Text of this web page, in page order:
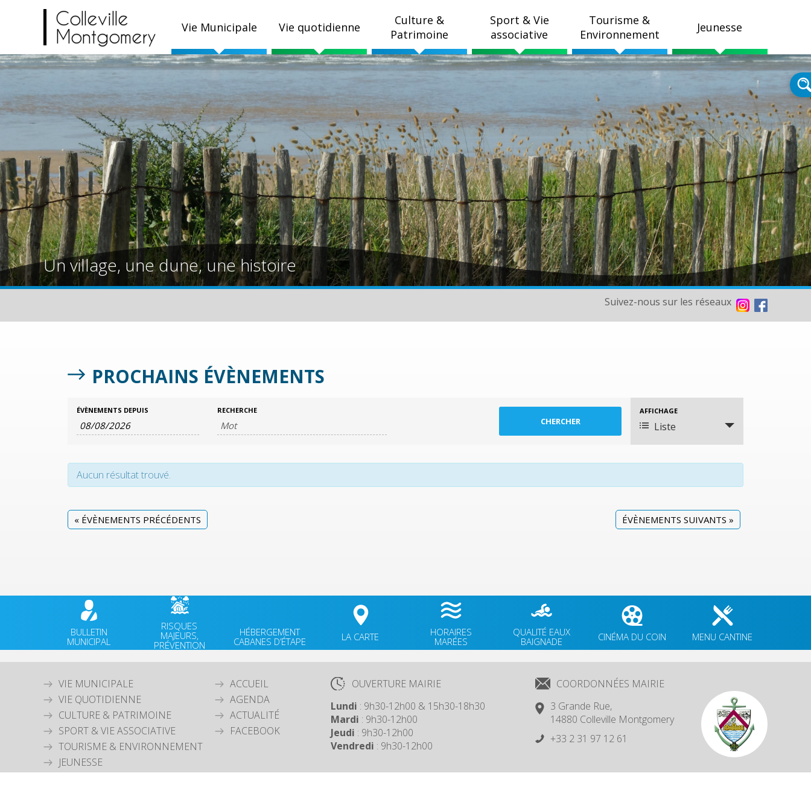
Colleville
Montgomery
Vie Municipale Vie quotidienne
Culture &
Patrimoine
Sport & Vie
associative
Tourisme &
Environnement
Jeunesse
Un village, une dune, une histoire
Suivez-nous sur les réseaux
PROCHAINS ÉVÈNEMENTS
RECHERCHE
ET
DE
VUES
Évènements
Search
ÉVÈNEMENTS DEPUIS RECHERCHE
Navigation
de
vues
AFFICHAGE
Liste
Aucun résultat trouvé.
« ÉVÈNEMENTS PRÉCÉDENTS ÉVÈNEMENTS SUIVANTS »
BULLETIN
MUNICIPAL
RISQUES
MAJEURS,
PRÉVENTION
HÉBERGEMENT
CABANES D’ÉTAPE
LA CARTE
HORAIRES
MARÉES
QUALITÉ EAUX
BAIGNADE
CINÉMA DU COIN MENU CANTINE
VIE MUNICIPALE
VIE QUOTIDIENNE
CULTURE & PATRIMOINE
SPORT & VIE ASSOCIATIVE
TOURISME & ENVIRONNEMENT
JEUNESSE
ACCUEIL
AGENDA
ACTUALITÉ
FACEBOOK
OUVERTURE MAIRIE
Lundi : 9h30-12h00 & 15h30-18h30
Mardi : 9h30-12h00
Jeudi : 9h30-12h00
Vendredi : 9h30-12h00
COORDONNÉES MAIRIE
3 Grande Rue,
14880 Colleville Montgomery
+33 2 31 97 12 61